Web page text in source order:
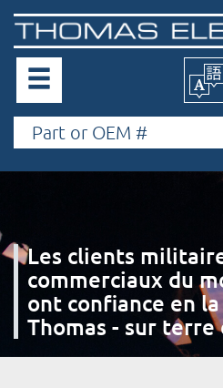
Les clients
commerciaux du
ont confiance en
Thomas - sur terre